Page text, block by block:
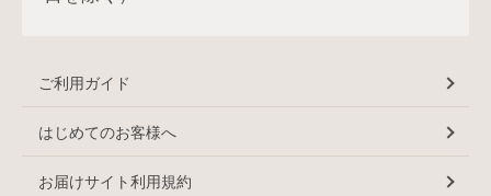
ご利用ガイド
はじめてのお客様へ
お届けサイト利用規約